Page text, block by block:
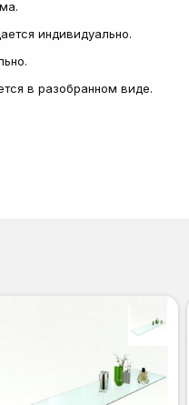
индивидуально.
в разобранном виде.